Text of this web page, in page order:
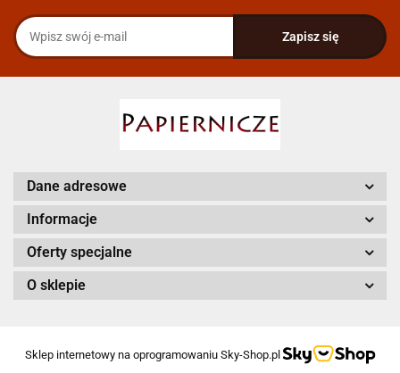
Dane adresowe
Informacje
Oferty specjalne
O sklepie
Sklep internetowy na oprogramowaniu Sky-Shop.pl